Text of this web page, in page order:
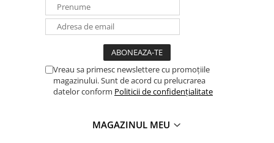
Vreau sa primesc newslettere cu promoțiile
magazinului. Sunt de acord cu prelucrarea
datelor conform Politicii de confidențialitate
MAGAZINUL MEU